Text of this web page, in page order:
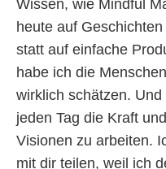
Wissen, wie Mindful
heute auf
statt auf einfache
habe ich die
wirklich schätzen.
jeden Tag die Kraft
Visionen zu arbeiten.
mit dir teilen, weil ich